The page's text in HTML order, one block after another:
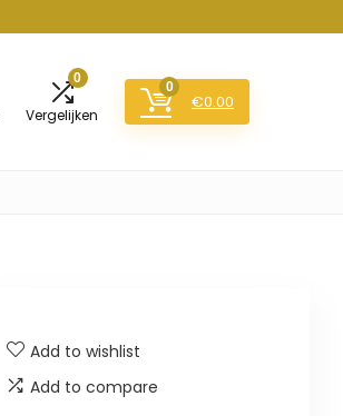
0
Vergelijken
0
€0.00
Add to wishlist
Add to compare